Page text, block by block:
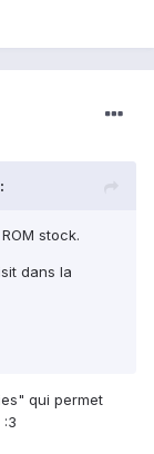
stock.
dans la
qui permet